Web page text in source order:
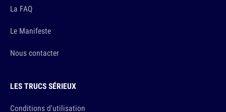
La FAQ
Le Manifeste
Nous contacter
LES TRUCS SÉRIEUX
Conditions d'utilisation